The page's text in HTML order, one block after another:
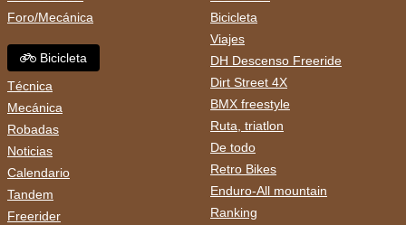
Foro/Mecánica
Bicicleta
Técnica
Mecánica
Robadas
Noticias
Calendario
Tandem
Freerider
Bicicleta
Viajes
DH Descenso Freeride
Dirt Street 4X
BMX freestyle
Ruta, triatlon
De todo
Retro Bikes
Enduro-All mountain
Ranking